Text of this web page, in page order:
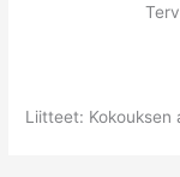
Liitteet: Kokouksen